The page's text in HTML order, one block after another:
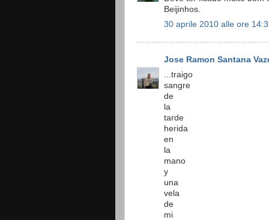
Beijinhos.
30 aprile 2010 alle ore
Jose Ramon Santana
...traigo
sangre
de
la
tarde
herida
en
la
mano
y
una
vela
de
mi